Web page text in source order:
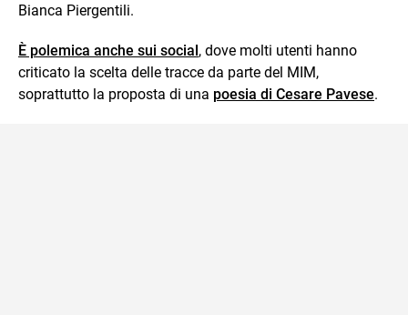
Bianca Piergentili.
È polemica anche sui social, dove molti utenti hanno
criticato la scelta delle tracce da parte del MIM,
soprattutto la proposta di una poesia di Cesare Pavese.